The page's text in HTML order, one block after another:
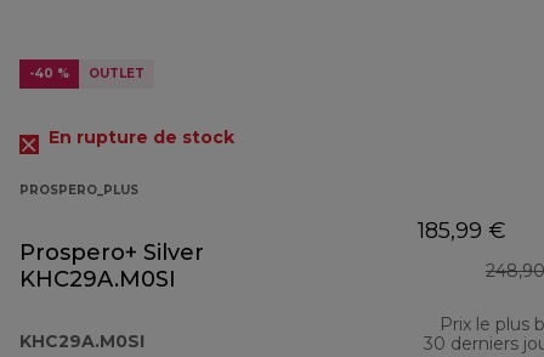
-40 % OUTLET
En rupture de stock
PROSPERO_PLUS
Prospero+ Silver
KHC29A.M0SI
KHC29A.M0SI
185,99 €
Prix le plus
30 derniers